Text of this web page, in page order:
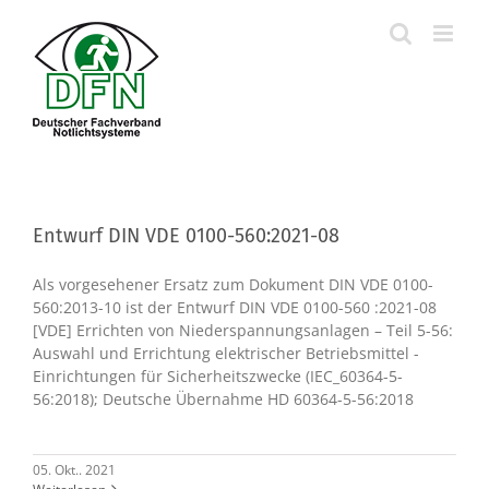
content
Entwurf DIN VDE 0100-560:2021-08
Als vorgesehener Ersatz zum Dokument DIN VDE 0100-
560:2013-10 ist der Entwurf DIN VDE 0100-560 :2021-08
[VDE] Errichten von Niederspannungsanlagen – Teil 5-56:
Auswahl und Errichtung elektrischer Betriebsmittel -
Einrichtungen für Sicherheitszwecke (IEC_60364-5-
56:2018); Deutsche Übernahme HD 60364-5-56:2018
05. Okt.. 2021